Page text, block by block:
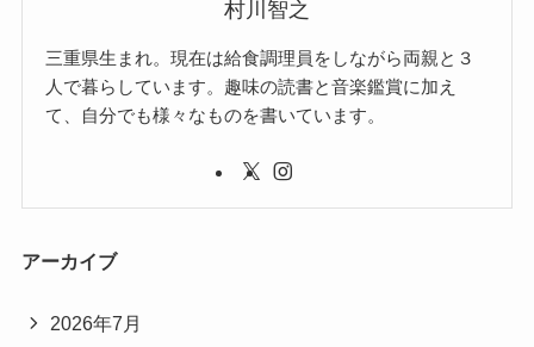
村川智之
三重県生まれ。現在は給食調理員をしながら両親と３
人で暮らしています。趣味の読書と音楽鑑賞に加え
て、自分でも様々なものを書いています。
アーカイブ
2026年7月